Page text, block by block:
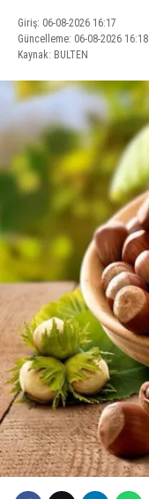
Giriş: 06-08-2026 16:17
Güncelleme: 06-08-2026 16:18
Kaynak: BULTEN